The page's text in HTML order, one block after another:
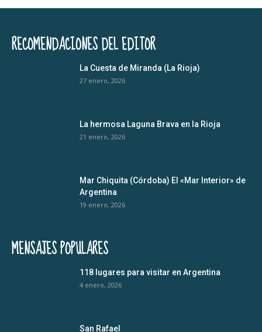
RECOMENDACIONES DEL EDITOR
La Cuesta de Miranda (La Rioja)
27 enero, 2026
La hermosa Laguna Brava en la Rioja
21 enero, 2026
Mar Chiquita (Córdoba) El «Mar Interior» de
Argentina
19 enero, 2026
MENSAJES POPULARES
118 lugares para visitar en Argentina
4 enero, 2026
San Rafael